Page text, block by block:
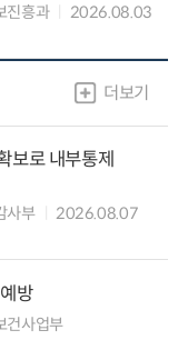
진흥과
2026.08.03
더보기
보로 내부통제
사부
2026.08.07
방
건사업부